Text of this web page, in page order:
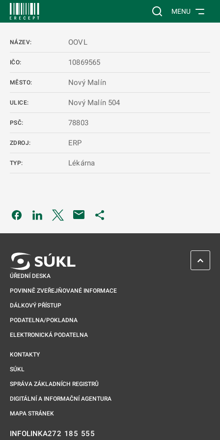
Vyhledávání na
MENU
NÁZEV: OOVL
IČO: 10869565
MĚSTO: Nový Malín
ULICE: Nový Malín 504
PSČ: 78803
ZDROJ: ERP
TYP: Lékárna
Odkaz se otevře na nové kartě
Odkaz se otevře na nové kartě
Odkaz se otevře na nové kartě
ÚŘEDNÍ DESKA
POVINNĚ ZVEŘEJŇOVANÉ INFORMACE
DÁLKOVÝ PŘÍSTUP
PODATELNA/POKLADNA
ELEKTRONICKÁ PODATELNA
KONTAKTY
SÚKL
SPRÁVA ZÁKLADNÍCH REGISTRŮ
DIGITÁLNÍ A INFORMAČNÍ AGENTURA
MAPA STRÁNEK
INFOLINKA272 185 555
ZPĚT